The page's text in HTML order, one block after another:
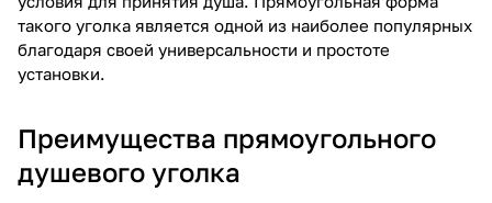
такого уголка является одной из наиболее популярных
благодаря своей универсальности и простоте
установки.
Преимущества прямоугольного
душевого уголка